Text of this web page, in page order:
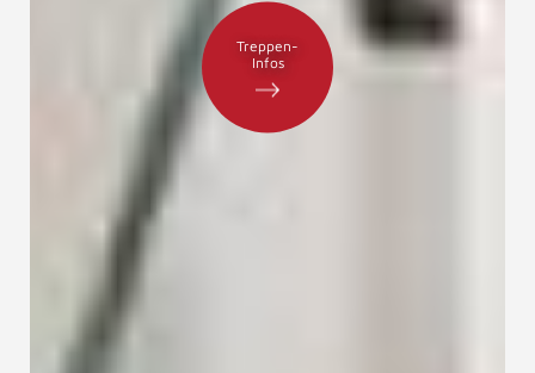
Treppen-
Infos